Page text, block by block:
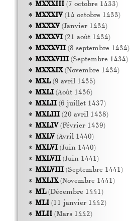
MXXXIII(7 octobre 1433)
MXXXIV(14 octobre 1433)
MXXXV(Janvier 1434)
MXXXVI(21 août 1434)
MXXXVII(8 septembre 1434)
MXXXVIII(Septembre 1434)
MXXXIX(Novembre 1434)
MXL(9 avril 1435)
MXLI(Août 1436)
MXLII(6 juillet 1437)
MXLIII(20 avril 1438)
MXLIV(Février 1439)
MXLV(Avril 1440)
MXLVI(Juin 1440)
MXLVII(Juin 1441)
MXLVIII(Septembre 1441)
MXLIX(Novembre 1441)
ML(Décembre 1441)
MLI(11 janvier 1442)
MLII(Mars 1442)